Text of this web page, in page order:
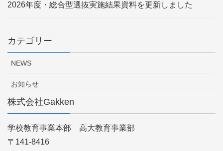
2026年度・総合型選抜実施結果資料を更新しました
カテゴリー
NEWS
お知らせ
株式会社Gakken
学校教育事業本部 高大教育事業部
〒141-8416